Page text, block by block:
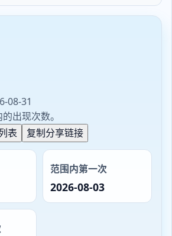
08-31
出现次数。
表 复制分享链接
范围内第一次
2026-08-03